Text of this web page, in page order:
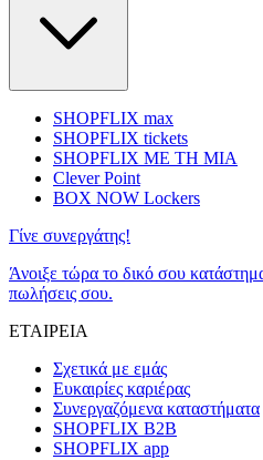
SHOPFLIX max
SHOPFLIX tickets
SHOPFLIX ΜΕ ΤΗ ΜΙΑ
Clever Point
BOX NOW Lockers
Γίνε συνεργάτης!
Άνοιξε τώρα το δικό σου
πωλήσεις σου.
ΕΤΑΙΡΕΙΑ
Σχετικά με εμάς
Ευκαιρίες καριέρας
Συνεργαζόμενα καταστήματα
SHOPFLIX B2B
SHOPFLIX app